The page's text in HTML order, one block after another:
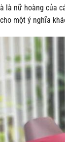
là nữ hoàng của
một ý nghĩa